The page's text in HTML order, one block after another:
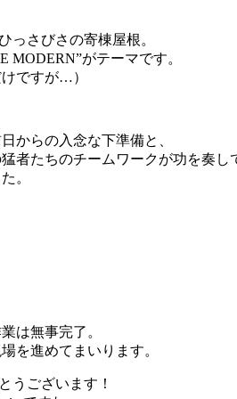
っさびさの寄棟屋根。
MODERN”がテーマです。
ですが…）
からの入念な下準備と、
者たちのチームワークが功を奏し
。
は無事完了。
を進めてまいります。
うございます！